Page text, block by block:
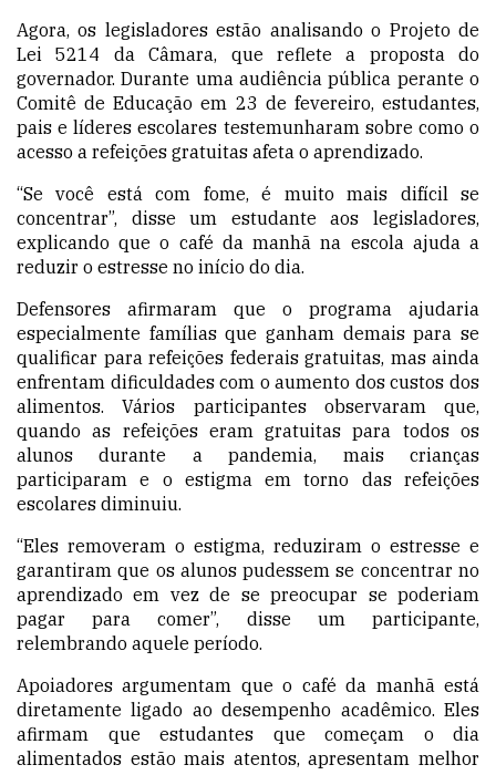
Agora, os legisladores estão analisando o Projeto de
Lei 5214 da Câmara, que reflete a proposta do
governador. Durante uma audiência pública perante o
Comitê de Educação em 23 de fevereiro, estudantes,
pais e líderes escolares testemunharam sobre como o
acesso a refeições gratuitas afeta o aprendizado.
“Se você está com fome, é muito mais difícil se
concentrar”, disse um estudante aos legisladores,
explicando que o café da manhã na escola ajuda a
reduzir o estresse no início do dia.
Defensores afirmaram que o programa ajudaria
especialmente famílias que ganham demais para se
qualificar para refeições federais gratuitas, mas ainda
enfrentam dificuldades com o aumento dos custos dos
alimentos. Vários participantes observaram que,
quando as refeições eram gratuitas para todos os
alunos durante a pandemia, mais crianças
participaram e o estigma em torno das refeições
escolares diminuiu.
“Eles removeram o estigma, reduziram o estresse e
garantiram que os alunos pudessem se concentrar no
aprendizado em vez de se preocupar se poderiam
pagar para comer”, disse um participante,
relembrando aquele período.
Apoiadores argumentam que o café da manhã está
diretamente ligado ao desempenho acadêmico. Eles
afirmam que estudantes que começam o dia
alimentados estão mais atentos, apresentam melhor